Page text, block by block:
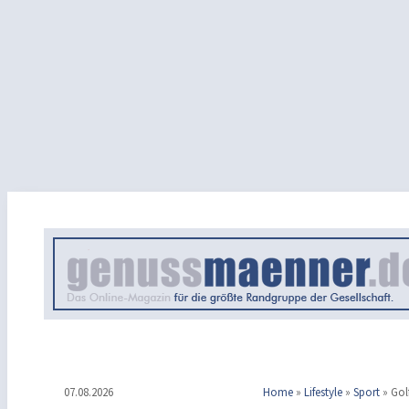
07.08.2026 Home » Lifestyle » Sport »